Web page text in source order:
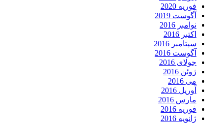
فوریه 2020
آگوست 2019
نوامبر 2016
اکتبر 2016
سپتامبر 2016
آگوست 2016
جولای 2016
ژوئن 2016
می 2016
آوریل 2016
مارس 2016
فوریه 2016
ژانویه 2016